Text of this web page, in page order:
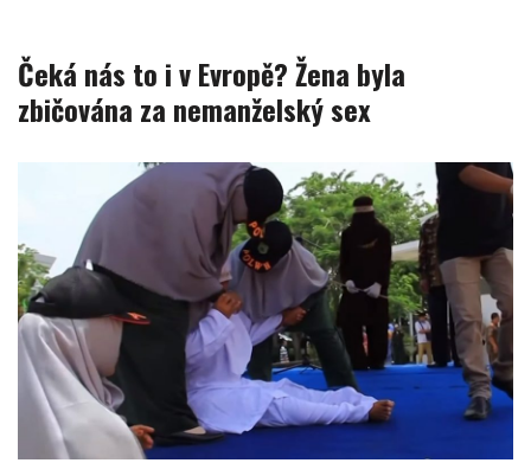
Čeká nás to i v Evropě? Žena byla
zbičována za nemanželský sex